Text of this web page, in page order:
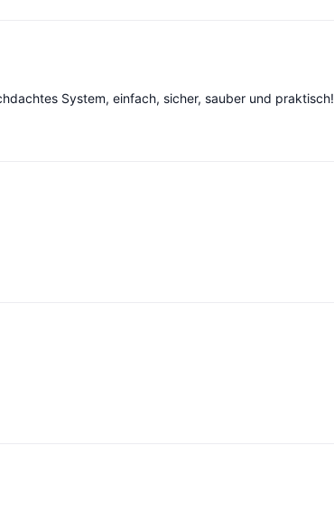
System, einfach, sicher, sauber und praktisch!